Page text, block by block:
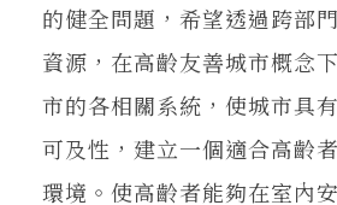
的健全問題，希望透過跨部
資源，在高齡友善城市概念
市的各相關系統，使城市具
可及性，建立一個適合高齡
環境。使高齡者能夠在室內